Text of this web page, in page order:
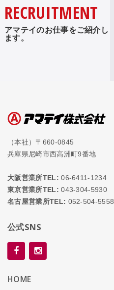
RECRUITMENT
アマテイのお仕事をご紹介し
ます。
（本社）〒660-0845
兵庫県尼崎市西高洲町9番地
大阪営業所TEL: 06-6411-1234
東京営業所TEL: 043-304-5930
名古屋営業所TEL: 052-504-5558
公式SNS
HOME